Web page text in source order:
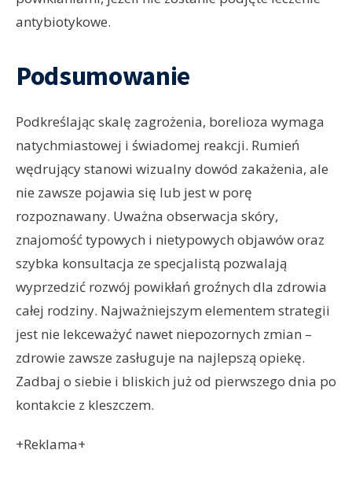
antybiotykowe.
Podsumowanie
Podkreślając skalę zagrożenia, borelioza wymaga
natychmiastowej i świadomej reakcji. Rumień
wędrujący stanowi wizualny dowód zakażenia, ale
nie zawsze pojawia się lub jest w porę
rozpoznawany. Uważna obserwacja skóry,
znajomość typowych i nietypowych objawów oraz
szybka konsultacja ze specjalistą pozwalają
wyprzedzić rozwój powikłań groźnych dla zdrowia
całej rodziny. Najważniejszym elementem strategii
jest nie lekceważyć nawet niepozornych zmian –
zdrowie zawsze zasługuje na najlepszą opiekę.
Zadbaj o siebie i bliskich już od pierwszego dnia po
kontakcie z kleszczem.
+Reklama+